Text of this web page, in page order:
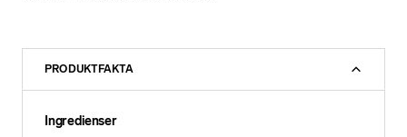
PRODUKTFAKTA
Ingredienser